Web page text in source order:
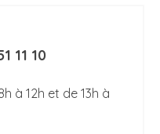
11 10
à 12h et de 13h à